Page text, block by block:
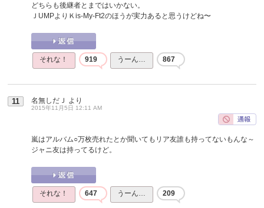
どちらも後継者とまではいかない。
ＪUMPよりＫis-My-Ft2のほうが実力あると思うけどね〜
それな！ 919 うーん… 867
11 名無しだＪ より
2015年11月5日 12:11 AM
嵐はアルバム○万枚売れたとか聞いてもリア友誰も持ってないもんな～
ジャニ友は持ってるけど。
それな！ 647 うーん… 209